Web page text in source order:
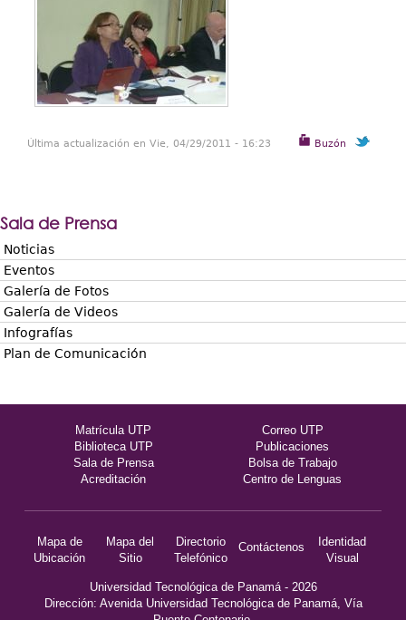
Buzón
Última actualización en Vie, 04/29/2011 - 16:23
Sala de Prensa
Noticias
Eventos
Galería de Fotos
Galería de Videos
Infografías
Plan de Comunicación
Matrícula UTP
Correo UTP
Biblioteca UTP
Publicaciones
Sala de Prensa
Bolsa de Trabajo
Acreditación
Centro de Lenguas
Mapa de
Ubicación
Mapa del
Sitio
Directorio
Telefónico
Contáctenos
Identidad
Visual
Universidad Tecnológica de Panamá - 2026
Dirección: Avenida Universidad Tecnológica de Panamá, Vía